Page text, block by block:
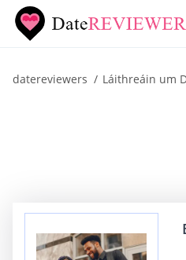
datereviewers Láithreáin um